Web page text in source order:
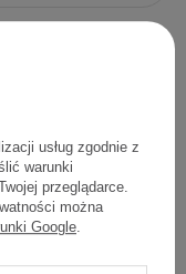
usług zgodnie z
warunki
przeglądarce.
można
Google.